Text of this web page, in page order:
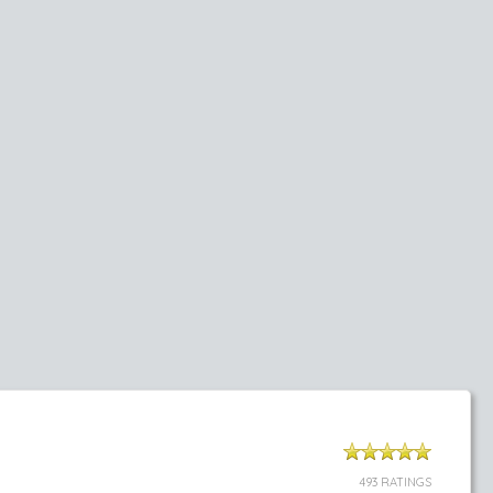
493 RATINGS